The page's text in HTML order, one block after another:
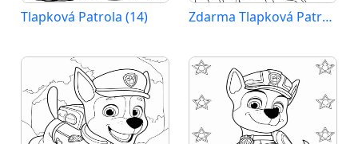
Tlapková Patrola (14) Zdarma Tlapková Patrola k Tisku pro Děti